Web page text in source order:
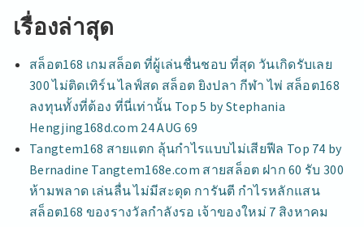
เรื่องล่าสุด
สล็อต168 เกมสล็อต ที่ผู้เล่นชื่นชอบ ที่สุด วันเกิดรับเลย
300 ไม่ติดเทิร์น ไลฟ์สด สล็อต ยิงปลา กีฬา ไพ่ สล็อต168
ลงทุนทั้งที่ต้อง ที่นี่เท่านั้น Top 5 by Stephania
Hengjing168d.com 24 AUG 69
Tangtem168 สายแตก ลุ้นกำไรแบบไม่เสียฟีล Top 74 by
Bernadine Tangtem168e.com สายสล็อต ฝาก 60 รับ 300
ห้ามพลาด เล่นลื่น ไม่มีสะดุด การันตี กำไรหลักแสน
สล็อต168 ของรางวัลกำลังรอ เจ้าของใหม่ 7 สิงหาคม